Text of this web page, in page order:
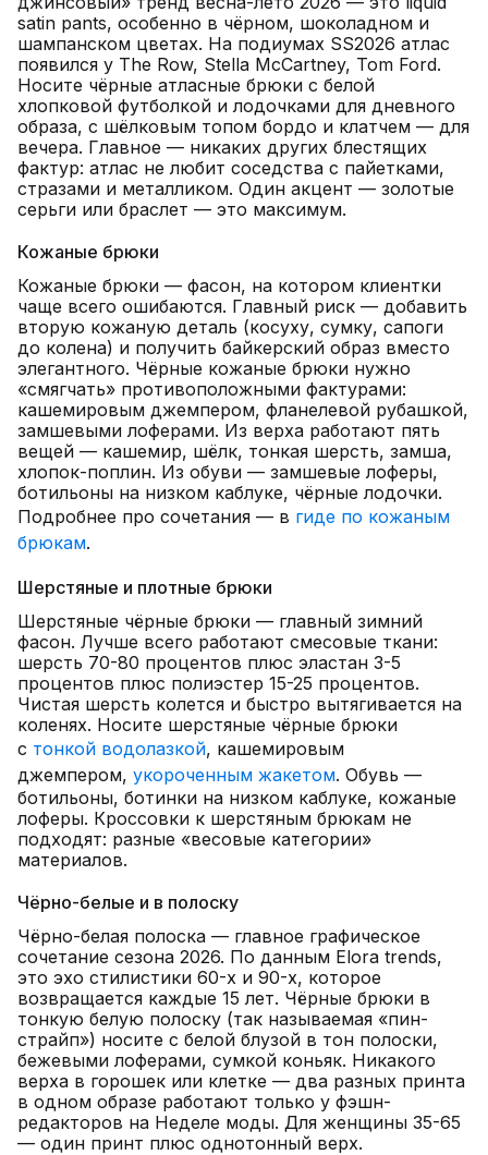
satin pants, особенно в чёрном, шоколадном и
шампанском цветах. На подиумах SS2026 атлас
появился у The Row, Stella McCartney, Tom Ford.
Носите чёрные атласные брюки с белой
хлопковой футболкой и лодочками для дневного
образа, с шёлковым топом бордо и клатчем — для
вечера. Главное — никаких других блестящих
фактур: атлас не любит соседства с пайетками,
стразами и металликом. Один акцент — золотые
серьги или браслет — это максимум.
Кожаные брюки
Кожаные брюки — фасон, на котором клиентки
чаще всего ошибаются. Главный риск — добавить
вторую кожаную деталь (косуху, сумку, сапоги
до колена) и получить байкерский образ вместо
элегантного. Чёрные кожаные брюки нужно
«смягчать» противоположными фактурами:
кашемировым джемпером, фланелевой рубашкой,
замшевыми лоферами. Из верха работают пять
вещей — кашемир, шёлк, тонкая шерсть, замша,
хлопок-поплин. Из обуви — замшевые лоферы,
ботильоны на низком каблуке, чёрные лодочки.
Подробнее про сочетания — в гиде по кожаным
брюкам.
Шерстяные и плотные брюки
Шерстяные чёрные брюки — главный зимний
фасон. Лучше всего работают смесовые ткани:
шерсть 70-80 процентов плюс эластан 3-5
процентов плюс полиэстер 15-25 процентов.
Чистая шерсть колется и быстро вытягивается на
коленях. Носите шерстяные чёрные брюки
с тонкой водолазкой, кашемировым
джемпером, укороченным жакетом. Обувь —
ботильоны, ботинки на низком каблуке, кожаные
лоферы. Кроссовки к шерстяным брюкам не
подходят: разные «весовые категории»
материалов.
Чёрно-белые и в полоску
Чёрно-белая полоска — главное графическое
сочетание сезона 2026. По данным Elora trends,
это эхо стилистики 60-х и 90-х, которое
возвращается каждые 15 лет. Чёрные брюки в
тонкую белую полоску (так называемая «пин-
страйп») носите с белой блузой в тон полоски,
бежевыми лоферами, сумкой коньяк. Никакого
верха в горошек или клетке — два разных принта
в одном образе работают только у фэшн-
редакторов на Неделе моды. Для женщины 35-65
— один принт плюс однотонный верх.